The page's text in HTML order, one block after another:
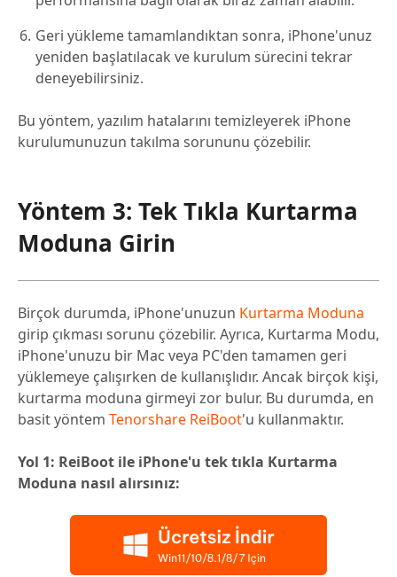
Geri yükleme tamamlandıktan sonra, iPhone'unuz
yeniden başlatılacak ve kurulum sürecini tekrar
deneyebilirsiniz.
Bu yöntem, yazılım hatalarını temizleyerek iPhone
kurulumunuzun takılma sorununu çözebilir.
Yöntem 3: Tek Tıkla Kurtarma
Moduna Girin
Birçok durumda, iPhone'unuzun Kurtarma Moduna
girip çıkması sorunu çözebilir. Ayrıca, Kurtarma Modu,
iPhone'unuzu bir Mac veya PC'den tamamen geri
yüklemeye çalışırken de kullanışlıdır. Ancak birçok kişi,
kurtarma moduna girmeyi zor bulur. Bu durumda, en
basit yöntem Tenorshare ReiBoot'u kullanmaktır.
Yol 1: ReiBoot ile iPhone'u tek tıkla Kurtarma
Moduna nasıl alırsınız: